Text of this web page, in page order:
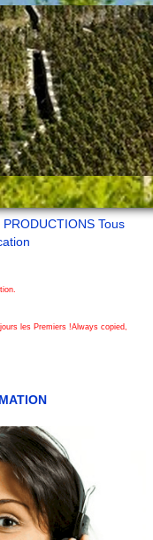
Tous
les Premiers !Always copied,